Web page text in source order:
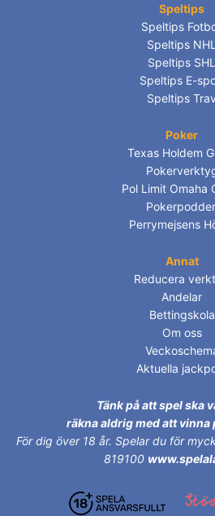
Speltips
Speltips
Speltips NHL
Speltips SHL
Speltips E-
Speltips Trav
Poker
Texas Holdem
Pol Limit Omaha
Perrymejsens
Annat
Reducera
Andelar
Bettingskola
Om oss
Aktuella
Tänk på att spel ska
räkna aldrig med att vinna
För dig över 18 år. Spelar du för
819100